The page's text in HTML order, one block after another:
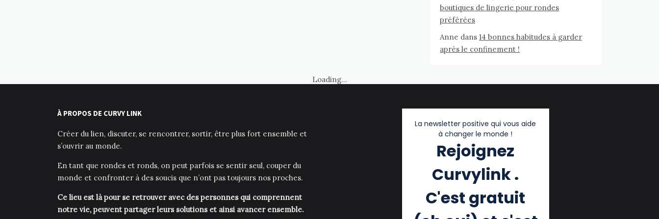
boutiques de lingerie pour rondes
préférées
Anne dans 14 bonnes habitudes à garder
après le confinement !
Loading...
À PROPOS DE CURVY LINK
Créer du lien, discuter, se rencontrer, sortir, être plus fort ensemble et
s’ouvrir au monde.
En tant que rondes et ronds, on peut parfois se sentir seul, couper du
monde et confronter à des soucis que n’ont pas toujours nos proches.
Ce lieu est là pour se retrouver avec des personnes qui comprennent
notre vie, peuvent partager leurs solutions et ainsi avancer ensemble.
La newsletter positive qui vous aide
à changer le monde !
Rejoignez
Curvylink .
C'est gratuit